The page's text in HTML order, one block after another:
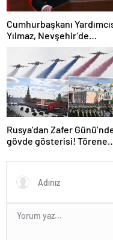
Cumhurbaşkanı
Yılmaz, Nevşehir’de
temaslarda bulundu! ‘Hiç
kimsenin tereddütü
Rusya’dan Zafer
gövde gösterisi! Törene